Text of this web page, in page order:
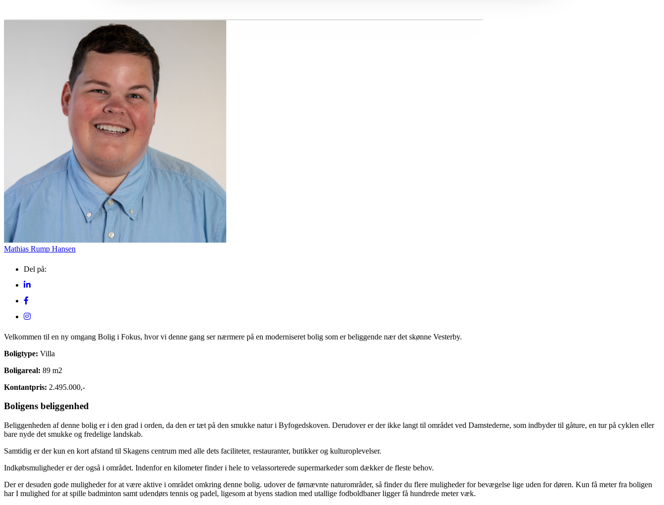
Oplev events i
Vendsyssel
Find aktuelle oplevelser, koncerter, kultur,
natur og lokale events.
Mathias Rump Hansen
Del på:
Velkommen til en ny omgang Bolig i Fokus, hvor vi denne gang ser nærmere på en moderniseret bolig som er beliggende nær det skønne Vesterby.
Boligtype: Villa
Boligareal: 89 m2
Kontantpris: 2.495.000,-
Boligens beliggenhed
Beliggenheden af denne bolig er i den grad i orden, da den er tæt på den smukke natur i Byfogedskoven. Derudover er der ikke langt til området ved Damstederne, som indbyder til gåture, en tur på cyklen eller
bare nyde det smukke og fredelige landskab.
Samtidig er der kun en kort afstand til Skagens centrum med alle dets faciliteter, restauranter, butikker og kulturoplevelser.
Indkøbsmuligheder er der også i området. Indenfor en kilometer finder i hele to velassorterede supermarkeder som dækker de fleste behov.
Der er desuden gode muligheder for at være aktive i området omkring denne bolig. udover de førnævnte naturområder, så finder du flere muligheder for bevægelse lige uden for døren. Kun få meter fra boligen
har I mulighed for at spille badminton samt udendørs tennis og padel, ligesom at byens stadion med utallige fodboldbaner ligger få hundrede meter væk.